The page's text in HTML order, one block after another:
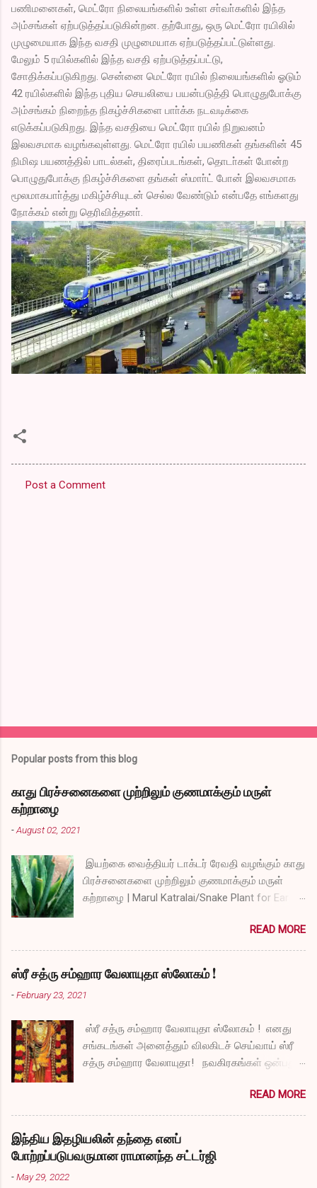
பணிமனைகள், மெட்ரோ நிலையங்களில் உள்ள சா்வா்களில் இந்த
அம்சங்கள் ஏற்படுத்தப்படுகின்றன. தற்போது, ஒரு மெட்ரோ ரயிலில்
முழுமையாக இந்த வசதி முழுமையாக ஏற்படுத்தப்பட்டுள்ளது.
மேலும் 5 ரயில்களில் இந்த வசதி ஏற்படுத்தப்பட்டு,
சோதிக்கப்படுகிறது. சென்னை மெட்ரோ ரயில் நிலையங்களில் ஓடும்
42 ரயில்களில் இந்த புதிய செயலியை பயன்படுத்தி பொழுதுபோக்கு
அம்சங்கம் நிறைந்த நிகழ்ச்சிகளை பாா்க்க நடவடிக்கை
எடுக்கப்படுகிறது. இந்த வசதியை மெட்ரோ ரயில் நிறுவனம்
இலவசமாக வழங்கவுள்ளது. மெட்ரோ ரயில் பயணிகள் தங்களின் 45
நிமிஷ பயணத்தில் பாடல்கள், திரைப்படங்கள், தொடா்கள் போன்ற
பொழுதுபோக்கு நிகழ்ச்சிகளை தங்கள் ஸ்மாா்ட் போன் இலவசமாக
மூலமாகபாா்த்து மகிழ்ச்சியுடன் செல்ல வேண்டும் என்பதே எங்களது
நோக்கம் என்று தெரிவித்தனா்.
Post a Comment
Popular posts from this blog
காது பிரச்சனைகளை முற்றிலும் குணமாக்கும் மருள்
கற்றாழை
-August 02, 2021
இயற்கை வைத்தியர் டாக்டர் ரேவதி வழங்கும் காது
பிரச்சனைகளை முற்றிலும் குணமாக்கும் மருள்
கற்றாழை | Marul Katralai/Snake Plant for Ear
READ MORE
ஸ்ரீ சத்ரு சம்ஹார வேலாயுதா ஸ்லோகம் !
-February 23, 2021
ஸ்ரீ சத்ரு சம்ஹார வேலாயுதா ஸ்லோகம் ! எனது
சங்கடங்கள் அனைத்தும் விலகிடச் செய்வாய் ஸ்ரீ
சத்ரு சம்ஹார வேலாயுதா! நவகிரகங்கள் ஒன்பதும்
வேலாயுதா! சகல விதமான தோஷங்களும் என்னை
விட்டுப் போகட்டும் ஸ்ரீ சத்ரு சம்ஹார வேலாயுதா!
எல்லா விதமான வருத்தங்களும் என்னை விட்டு
அகல வேண்டும் ஸ்ரீ சத்ரு சம்ஹார வேலாயுதா!
துக்கங்களிலிருந்து நிவாரணம் எனக்குக்
READ MORE
இந்திய இதழியலின் தந்தை எனப்
போற்றப்படுபவருமான ராமானந்த சட்டர்ஜி
-May 29, 2022